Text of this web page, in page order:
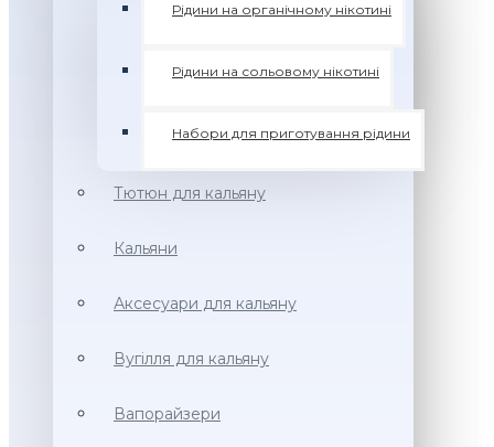
Рідини на органічному нікотині
Рідини на сольовому нікотині
Набори для приготування рідини
Тютюн для кальяну
Кальяни
Аксесуари для кальяну
Вугілля для кальяну
Вапорайзери